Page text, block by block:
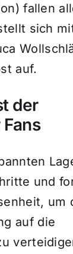
fallen
sich
auf.
der
und
um
auf die